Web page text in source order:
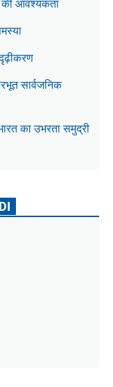
की आवश्यकता
सार्वजनिक
का उभरता समुद्री